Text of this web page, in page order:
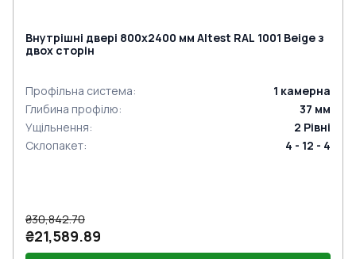
Внутрішні двері 800x2400 мм Altest RAL 1001 Beige з
двох сторін
Профільна система: 1 камерна
Глибина профілю: 37 мм
Ущільнення: 2 Рівні
Склопакет: 4 - 12 - 4
₴30,842.70
₴21,589.89